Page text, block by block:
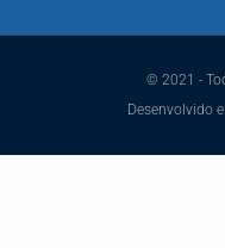
© 2021 -
Desenvolvido